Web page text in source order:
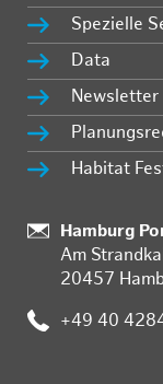
Spezielle
Data
Newsletter
Habitat
:
Hamburg
Am
20457
: +49 40